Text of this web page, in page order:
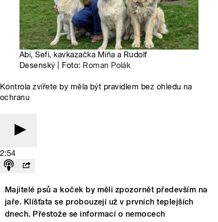
Abi, Sefi, kavkazačka Míňa a Rudolf
Desenský | Foto: Roman Polák
Kontrola zvířete by měla být pravidlem bez ohledu na
ochranu
2:54
Majitelé psů a koček by měli zpozornět především na
jaře. Klíšťata se probouzejí už v prvních teplejších
dnech. Přestože se informací o nemocech